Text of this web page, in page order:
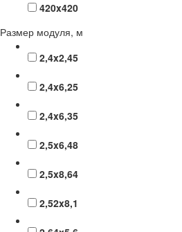
420x420
Размер модуля, м
2,4x2,45
2,4x6,25
2,4x6,35
2,5x6,48
2,5x8,64
2,52x8,1